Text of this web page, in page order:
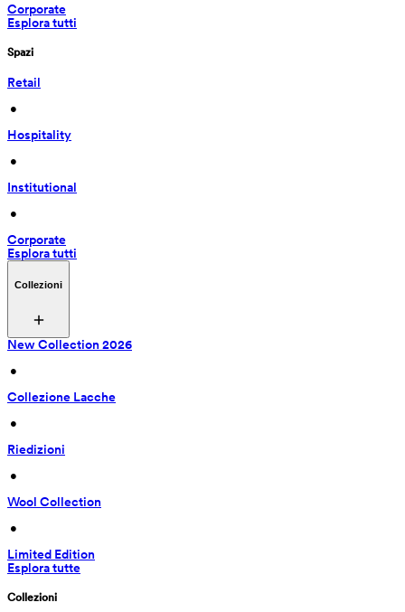
Corporate
Esplora tutti
Spazi
Retail
•
Hospitality
•
Institutional
•
Corporate
Esplora tutti
Collezioni
New Collection 2026
•
Collezione Lacche
•
Riedizioni
•
Wool Collection
•
Limited Edition
Esplora tutte
Collezioni